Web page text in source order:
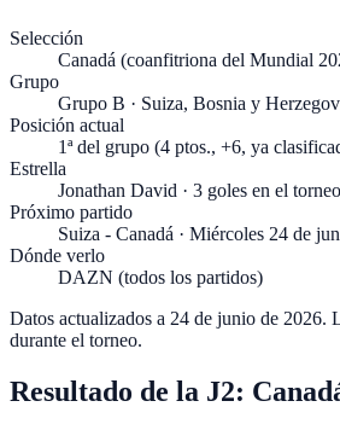
Selección
Canadá (coanfitriona del Mundial
Grupo
Grupo B · Suiza, Bosnia y
Posición actual
1ª del grupo (4 ptos., +6, ya
Estrella
Jonathan David · 3 goles en el torneo
Próximo partido
Suiza - Canadá · Miércoles 24 de
Dónde verlo
DAZN (todos los partidos)
Datos actualizados a 24 de junio de 2026.
durante el torneo.
Resultado de la J2: